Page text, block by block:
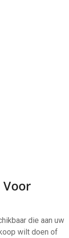
Voor
die aan uw
wilt doen of